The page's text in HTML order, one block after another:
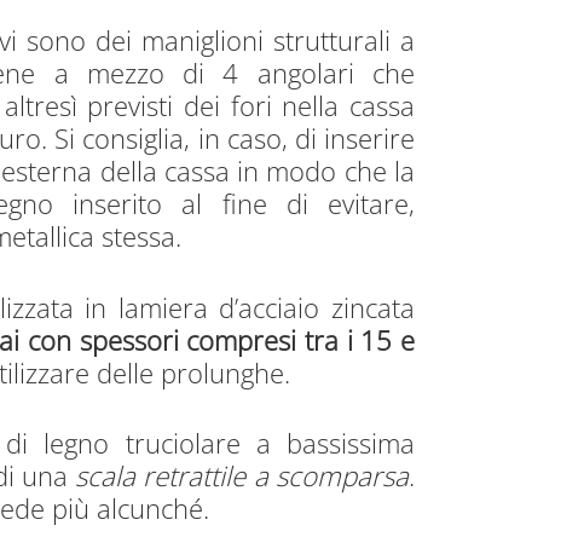
vi sono dei maniglioni strutturali a
a mezzo di 4 angolari che
previsti dei fori nella cassa
Si consiglia, in caso, di inserire
della cassa in modo che la
inserito al fine di evitare,
stessa.
in lamiera d’acciaio zincata
con spessori compresi tra i 15 e
delle prolunghe.
legno truciolare a bassissima
una scala retrattile a scomparsa.
più alcunché.